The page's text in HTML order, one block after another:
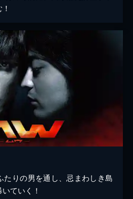
たりの男を通し、忌まわしき島
ていく！